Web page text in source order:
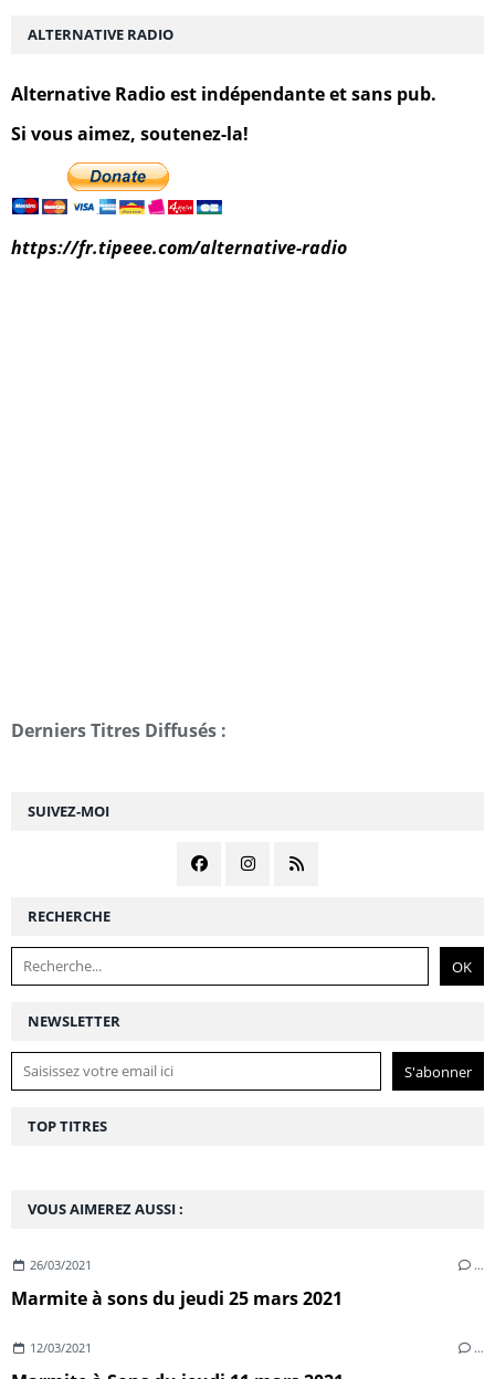
NEWSLETTER
SUIVEZ-MOI
RECHERCHE
VOUS AIMEREZ AUSSI :
26/03/2021 …
Marmite à sons du jeudi 25 mars 2021
12/03/2021 …
ALTERNATIVE RADIO
Alternative Radio est indépendante et sans pub.
Si vous aimez, soutenez-la!
https://fr.tipeee.com/alternative-radio
Derniers Titres Diffusés :
TOP TITRES